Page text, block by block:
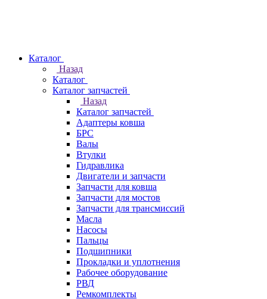
Каталог
Назад
Каталог
Каталог запчастей
Назад
Каталог запчастей
Адаптеры ковша
БРС
Валы
Втулки
Гидравлика
Двигатели и запчасти
Запчасти для ковша
Запчасти для мостов
Запчасти для трансмиссий
Масла
Насосы
Пальцы
Подшипники
Прокладки и уплотнения
Рабочее оборудование
РВД
Ремкомплекты